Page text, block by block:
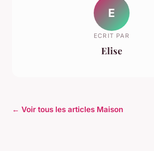
E
ECRIT PAR
Elise
← Voir tous les articles Maison